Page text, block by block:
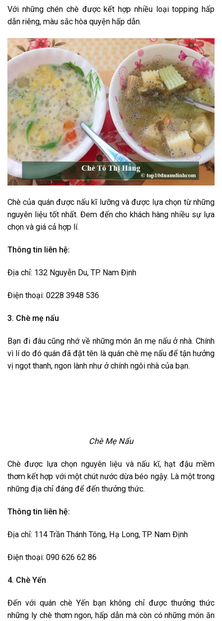
Với những chén chè được kết hợp nhiều loại topping hấp
dẫn riêng, màu sắc hòa quyện hấp dẫn.
Chè của quán được nấu kĩ lưỡng và được lựa chọn từ những
nguyên liệu tốt nhất. Đem đến cho khách hàng nhiều sự lựa
chọn và giá cả hợp lí.
Thông tin liên hệ:
Địa chỉ: 132 Nguyễn Du, TP. Nam Định
Điện thoại: 0228 3948 536
3. Chè mẹ nấu
Bạn đi đâu cũng nhớ về những món ăn mẹ nấu ở nhà. Chính
vì lí do đó quán đã đặt tên là quán chè mẹ nấu để tận hưởng
vị ngọt thanh, ngon lành như ở chính ngôi nhà của bạn.
Chè Mẹ Nấu
Chè được lựa chọn nguyên liệu và nấu kĩ, hạt đậu mềm
thơm kết hợp với một chút nước dừa béo ngậy. Là một trong
những địa chỉ đáng để đến thưởng thức.
Thông tin liên hệ:
Địa chỉ: 114 Trần Thánh Tông, Hạ Long, TP. Nam Định
Điện thoại: 090 626 62 86
4. Chè Yến
Đến với quán chè Yến bạn không chỉ được thưởng thức
những ly chè thơm ngon, hấp dẫn mà còn có những món ăn